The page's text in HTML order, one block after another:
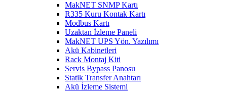
MakNET SNMP Kartı
R335 Kuru Kontak Kartı
Modbus Kartı
Uzaktan İzleme Paneli
MakNET UPS Yön. Yazılımı
Akü Kabinetleri
Rack Montaj Kiti
Servis Bypass Panosu
Statik Transfer Anahtarı
Akü İzleme Sistemi